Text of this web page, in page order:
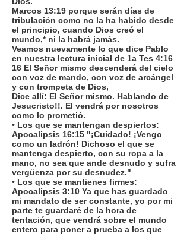
Marcos 13:19 porque serán días de
tribulación como no la ha habido desde
el principio, cuando Dios creó el
mundo,* ni la habrá jamás.
Veamos nuevamente lo que dice Pablo
en nuestra lectura inicial de 1a Tes 4:16
16 El Señor mismo descenderá del cielo
con voz de mando, con voz de arcángel
y con trompeta de Dios,
Dice allí: El Señor mismo. Hablando de
Jesucristo!!. El vendrá por nosotros
como lo prometió.
• Los que se mantengan despiertos:
Apocalipsis 16:15 "¡Cuidado! ¡Vengo
como un ladrón! Dichoso el que se
mantenga despierto, con su ropa a la
mano, no sea que ande desnudo y sufra
vergüenza por su desnudez."
• Los que se mantienes firmes:
Apocalipsis 3:10 Ya que has guardado
mi mandato de ser constante, yo por mi
parte te guardaré de la hora de
tentación, que vendrá sobre el mundo
entero para poner a prueba a los que